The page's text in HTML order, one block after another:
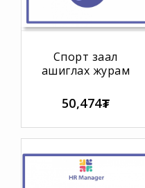
Спорт заал
ашиглах журам
50,474₮